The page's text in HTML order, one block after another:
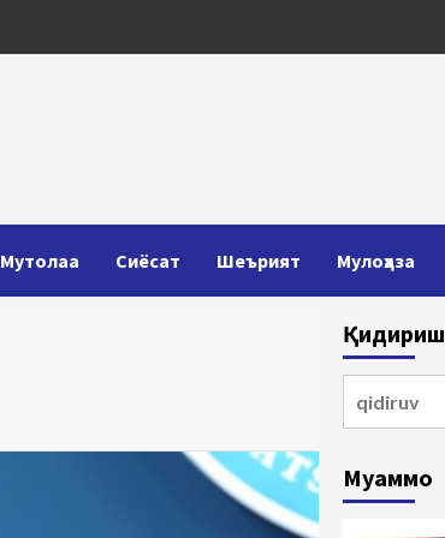
Мутолаа Сиёсат Шеърият Мулоҳаза
Қидириш
Муаммо